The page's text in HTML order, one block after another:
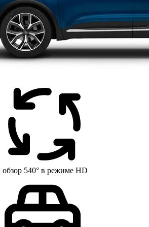
540° в режиме HD